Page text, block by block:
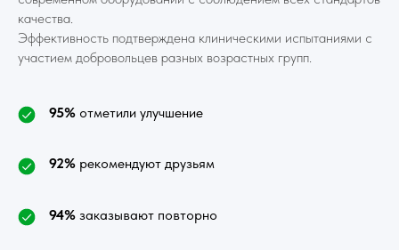
качества.
Эффективность подтверждена клиническими испытаниями с
участием добровольцев разных возрастных групп.
95% отметили улучшение
92% рекомендуют друзьям
94% заказывают повторно